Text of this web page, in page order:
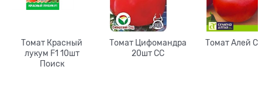
Томат Красный
лукум F1 10шт
Поиск
Томат Цифомандра
20шт СС
Томат Алей